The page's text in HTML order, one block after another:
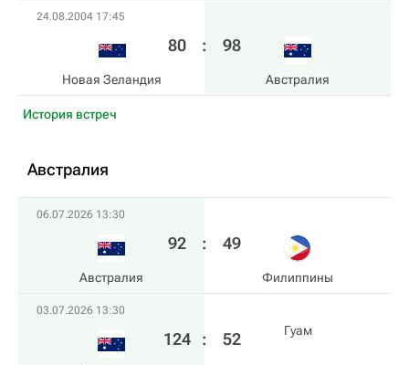
24.08.2004 17:45
Новая Зеландия
80 : 98
Австралия
История встреч
Австралия
06.07.2026 13:30
Австралия
92 : 49
Филиппины
03.07.2026 13:30
124 : 52 Гуам